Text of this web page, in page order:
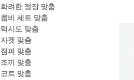
화려한 정장 맞춤
콤비 세트 맞춤
턱시도 맞춤
자켓 맞춤
점퍼 맞춤
조끼 맞춤
코트 맞춤